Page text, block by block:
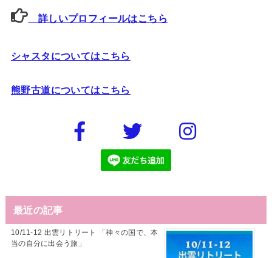
詳しいプロフィールはこちら
シャスタについてはこちら
熊野古道についてはこちら
最近の記事
10/11-12 出雲リトリート 「神々の国で、本
当の自分に出会う旅」